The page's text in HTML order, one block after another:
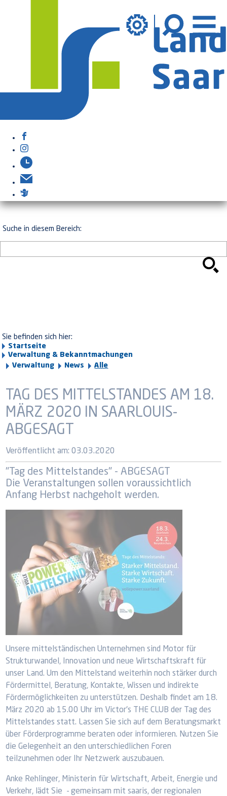
Suche in diesem Bereich:
Sie befinden sich hier:
Startseite
Verwaltung & Bekanntmachungen
Verwaltung
News Alle
TAG DES MITTELSTANDES AM 18.
MÄRZ 2020 IN SAARLOUIS-
ABGESAGT
Veröffentlicht am: 03.03.2020
"Tag des Mittelstandes" - ABGESAGT
Die Veranstaltungen sollen voraussichtlich
Anfang Herbst nachgeholt werden.
Unsere mittelständischen Unternehmen sind Motor für
Strukturwandel, Innovation und neue Wirtschaftskraft für
unser Land. Um den Mittelstand weiterhin noch stärker durch
Fördermittel, Beratung, Kontakte, Wissen und indirekte
Fördermöglichkeiten zu unterstützen. Deshalb findet am 18.
März 2020 ab 15.00 Uhr im Victor's THE CLUB der Tag des
Mittelstandes statt. Lassen Sie sich auf dem Beratungsmarkt
über Förderprogramme beraten oder informieren. Nutzen Sie
die Gelegenheit an den unterschiedlichen Foren
teilzunehmen oder Ihr Netzwerk auszubauen.
Anke Rehlinger, Ministerin für Wirtschaft, Arbeit, Energie und
Verkehr, lädt Sie - gemeinsam mit saaris, der regionalen